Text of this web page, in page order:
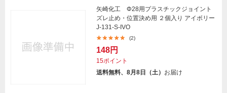
矢崎化工 Φ28用プラスチックジョイント
ズレ止め・位置決め用 ２個入り アイボリー
J-131-S-IVO
(2)
148円
15ポイント
送料無料、8月8日（土） お届け